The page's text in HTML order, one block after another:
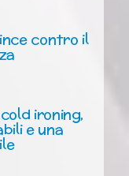
contro il
ironing,
e una